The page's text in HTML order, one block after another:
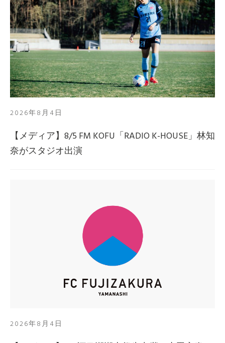
2026年8月4日
【メディア】8/5 FM KOFU「RADIO K-HOUSE」林知
奈がスタジオ出演
2026年8月4日